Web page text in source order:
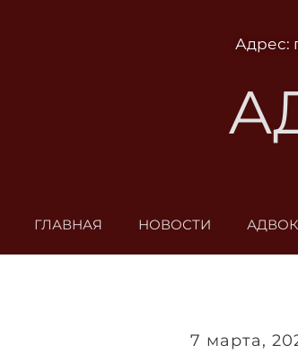
Адрес:
ГЛАВНАЯ НОВОСТИ
7 марта,